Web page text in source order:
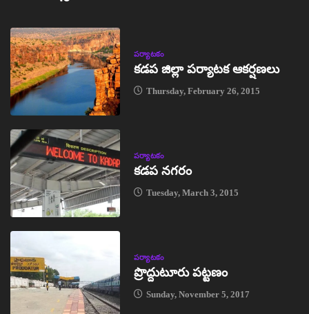
పర్యాటకం
కడప జిల్లా పర్యాటక ఆకర్షణలు
Thursday, February 26, 2015
పర్యాటకం
కడప నగరం
Tuesday, March 3, 2015
పర్యాటకం
ప్రొద్దుటూరు పట్టణం
Sunday, November 5, 2017